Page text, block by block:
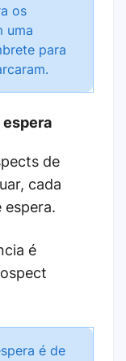
os
uma
para
espera
de
cada
espera.
é
é de